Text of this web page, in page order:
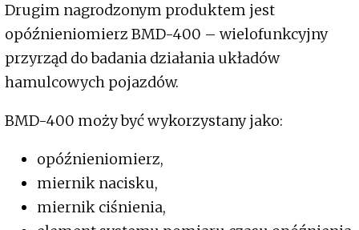
Drugim nagrodzonym produktem jest
opóźnieniomierz BMD-400 – wielofunkcyjny
przyrząd do badania działania układów
hamulcowych pojazdów.
BMD-400 moży być wykorzystany jako:
opóźnieniomierz,
miernik nacisku,
miernik ciśnienia,